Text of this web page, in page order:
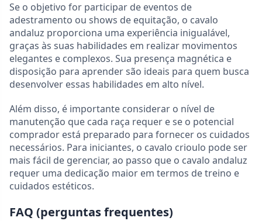
Se o objetivo for participar de eventos de
adestramento ou shows de equitação, o cavalo
andaluz proporciona uma experiência inigualável,
graças às suas habilidades em realizar movimentos
elegantes e complexos. Sua presença magnética e
disposição para aprender são ideais para quem busca
desenvolver essas habilidades em alto nível.
Além disso, é importante considerar o nível de
manutenção que cada raça requer e se o potencial
comprador está preparado para fornecer os cuidados
necessários. Para iniciantes, o cavalo crioulo pode ser
mais fácil de gerenciar, ao passo que o cavalo andaluz
requer uma dedicação maior em termos de treino e
cuidados estéticos.
FAQ (perguntas frequentes)